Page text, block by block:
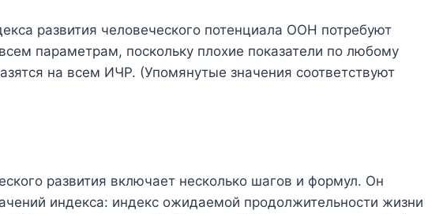
развития человеческого потенциала ООН потребуют
параметрам, поскольку плохие показатели по любому
на всем ИЧР. (Упомянутые значения соответствуют
развития включает несколько шагов и формул. Он
индекса: индекс ожидаемой продолжительности жизни